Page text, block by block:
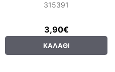
315391
3,90€
ΚΑΛΆΘΙ